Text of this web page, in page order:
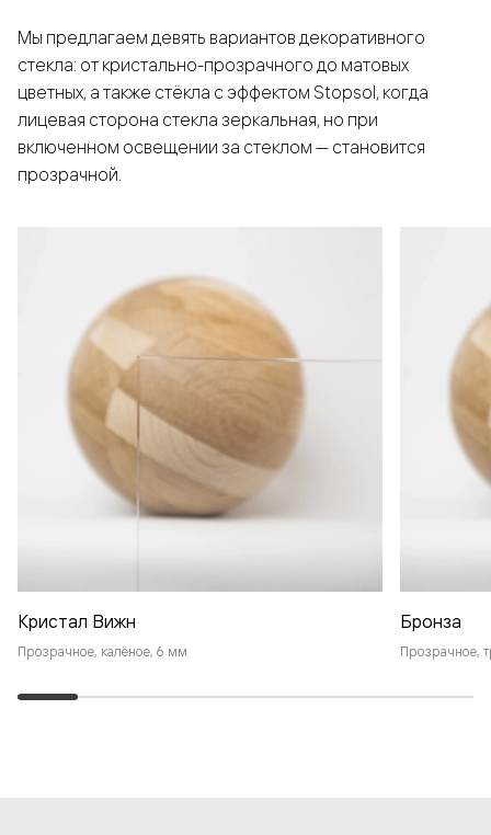
Мы предлагаем девять вариантов декоративного
стекла: от кристально-прозрачного до матовых
цветных, а также стёкла с эффектом Stopsol, когда
лицевая сторона стекла зеркальная, но при
включенном освещении за стеклом — становится
прозрачной.
Кристал Вижн
Прозрачное, калёное, 6 мм
Бронза
Прозрачное,